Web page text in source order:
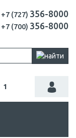
+7 (727) 356-8000
+7 (700) 356-8000
1